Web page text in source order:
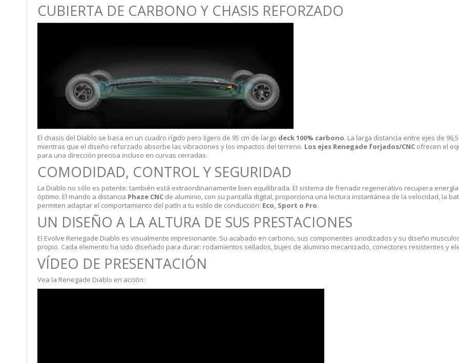
CUBIERTA DE CARBONO Y CHASIS REFORZADO
El chasis del Diablo se basa en un cuadro rígido pero ligero de 95 cm de largo deck 100% carbono. La larga distancia entre ejes de
mientras que el diseño reforzado absorbe las vibraciones y los impactos del terreno. Los ejes Renegade forjados/CNC ofrecen el
para una dirección precisa incluso en curvas cerradas.
COMODIDAD, CONTROL Y SEGURIDAD
La Diablo no sólo es potente: también está extraordinariamente bien equilibrada. El sistema de frenado regenerativo recupera
óptimo. El mando a distancia Phaze CNC de aluminio, con su pantalla digital, proporciona una lectura instantánea de la velocidad, la
permiten adaptar el comportamiento del patín a tu estilo de conducción: Eco, Sport o Pro.
UN DISEÑO A LA ALTURA DE SUS PRESTACIONES
El Evolve Renegade Diablo es visualmente impresionante. Su acabado en carbono, sus componentes anodizados y su diseño
propio. Cada elemento ha sido diseñado para durar: rodamientos sellados, bujes de aluminio mecanizado, conectores resistentes y
VÍDEO DE PRESENTACIÓN
Vea la Renegade Diablo en acción: